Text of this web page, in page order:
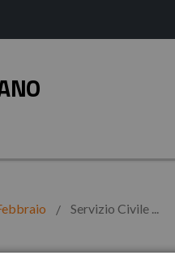
Servizio Civile ...